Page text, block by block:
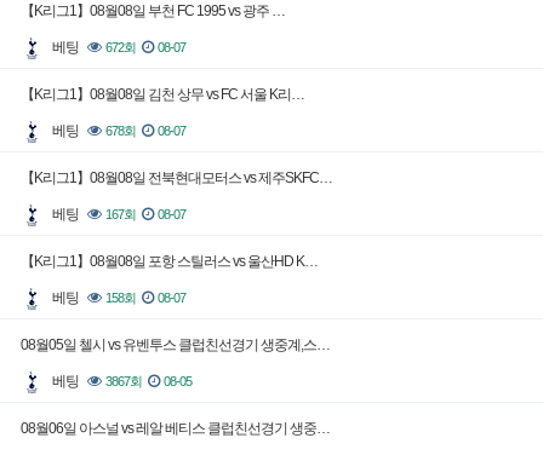
【K리그1】08월08일 부천 FC 1995 vs 광주 …
베팅 672회 08-07
【K리그1】08월08일 김천 상무 vs FC 서울 K리…
베팅 678회 08-07
【K리그1】08월08일 전북현대모터스 vs 제주SKFC…
베팅 167회 08-07
【K리그1】08월08일 포항 스틸러스 vs 울산HD K…
베팅 158회 08-07
08월05일 첼시 vs 유벤투스 클럽친선경기 생중계,스…
베팅 3867회 08-05
08월06일 아스널 vs 레알 베티스 클럽친선경기 생중…